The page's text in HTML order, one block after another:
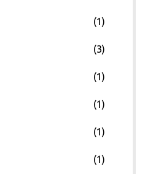
(1)
(3)
(1)
(1)
(1)
(1)